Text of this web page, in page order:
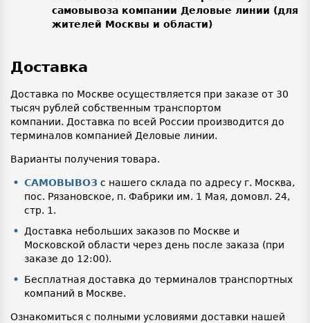
самовывоза компании Деловые линии (для
жителей Москвы и области)
Доставка
Доставка по Москве осуществляется при заказе от 30
тысяч рублей собственным транспортом
компании. Доставка по всей России производится до
терминалов компанией Деловые линии.
Варианты получения товара.
САМОВЫВОЗ с нашего склада по адресу г. Москва,
пос. Рязановское, п. Фабрики им. 1 Мая, домовл. 24,
стр. 1.
Доставка небольших заказов по Москве и
Московской области через день после заказа (при
заказе до 12:00).
Бесплатная доставка до терминалов транспортных
компаний в Москве.
Ознакомиться с полными условиями доставки нашей